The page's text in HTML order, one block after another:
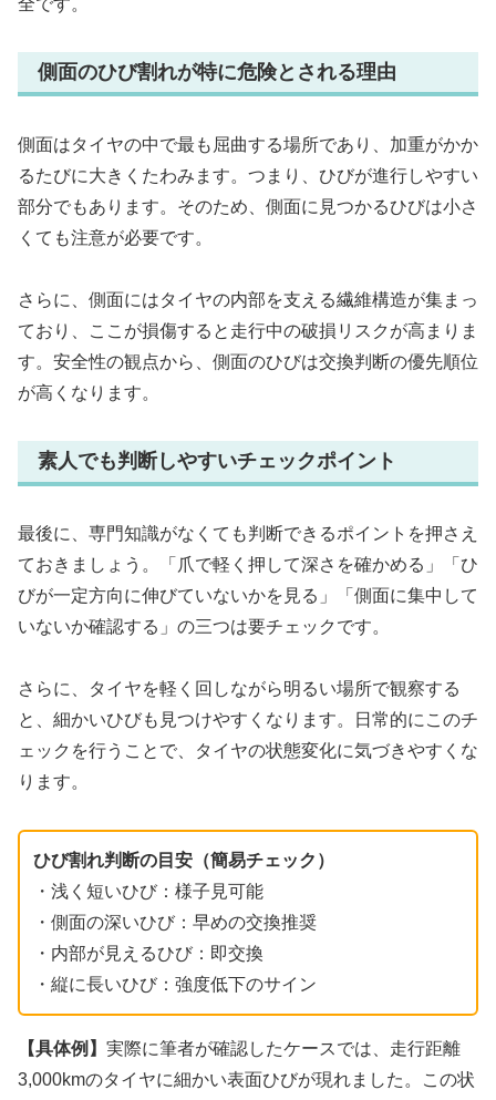
全です。
側面のひび割れが特に危険とされる理由
側面はタイヤの中で最も屈曲する場所であり、加重がかか
るたびに大きくたわみます。つまり、ひびが進行しやすい
部分でもあります。そのため、側面に見つかるひびは小さ
くても注意が必要です。
さらに、側面にはタイヤの内部を支える繊維構造が集まっ
ており、ここが損傷すると走行中の破損リスクが高まりま
す。安全性の観点から、側面のひびは交換判断の優先順位
が高くなります。
素人でも判断しやすいチェックポイント
最後に、専門知識がなくても判断できるポイントを押さえ
ておきましょう。「爪で軽く押して深さを確かめる」「ひ
びが一定方向に伸びていないかを見る」「側面に集中して
いないか確認する」の三つは要チェックです。
さらに、タイヤを軽く回しながら明るい場所で観察する
と、細かいひびも見つけやすくなります。日常的にこのチ
ェックを行うことで、タイヤの状態変化に気づきやすくな
ります。
ひび割れ判断の目安（簡易チェック）
・浅く短いひび：様子見可能
・側面の深いひび：早めの交換推奨
・内部が見えるひび：即交換
・縦に長いひび：強度低下のサイン
【具体例】 実際に筆者が確認したケースでは、走行距離
3,000kmのタイヤに細かい表面ひびが現れました。この状